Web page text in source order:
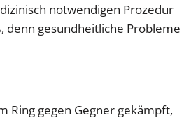
notwendigen Prozedur
denn gesundheitliche Probleme
Ring gegen Gegner gekämpft,